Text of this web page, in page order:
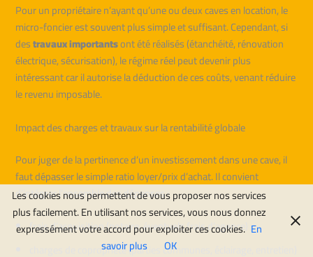
Pour un propriétaire n’ayant qu’une ou deux caves en location, le
micro-foncier est souvent plus simple et suffisant. Cependant, si
destravaux importantsont été réalisés (étanchéité, rénovation
électrique, sécurisation), le régime réel peut devenir plus
intéressant car il autorise la déduction de ces coûts, venant réduire
le revenu imposable.
Impact des charges et travaux sur la rentabilité globale
Pour juger de la pertinence d’un investissement dans une cave, il
faut dépasser le simple ratio loyer/prix d’achat. Il convient
d’intégrer l’ensemble des dépenses :
frais d’acquisition (notaire, éventuels frais d’agence) ;
charges de copropriété (parties communes, éclairage, entretien)
Les cookies nous permettent de vous proposer nos services
plus facilement. En utilisant nos services, vous nous donnez
expressément votre accord pour exploiter ces cookies. En
savoir plus
OK